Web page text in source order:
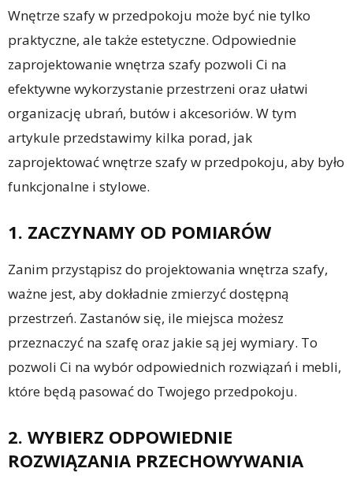
Wnętrze szafy w przedpokoju może być nie tylko
praktyczne, ale także estetyczne. Odpowiednie
zaprojektowanie wnętrza szafy pozwoli Ci na
efektywne wykorzystanie przestrzeni oraz ułatwi
organizację ubrań, butów i akcesoriów. W tym
artykule przedstawimy kilka porad, jak
zaprojektować wnętrze szafy w przedpokoju, aby było
funkcjonalne i stylowe.
1. ZACZYNAMY OD POMIARÓW
Zanim przystąpisz do projektowania wnętrza szafy,
ważne jest, aby dokładnie zmierzyć dostępną
przestrzeń. Zastanów się, ile miejsca możesz
przeznaczyć na szafę oraz jakie są jej wymiary. To
pozwoli Ci na wybór odpowiednich rozwiązań i mebli,
które będą pasować do Twojego przedpokoju.
2. WYBIERZ ODPOWIEDNIE
ROZWIĄZANIA PRZECHOWYWANIA